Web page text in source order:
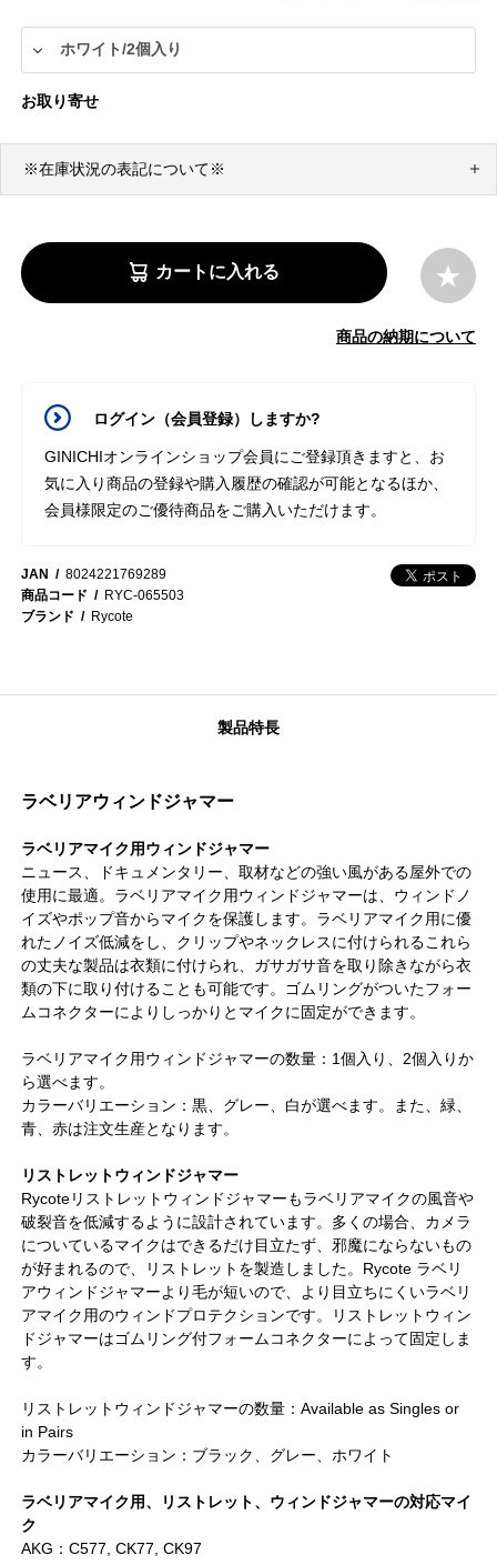
お取り寄せ
※在庫状況の表記について※
カートに入れる
商品の納期について
ログイン（会員登録）しますか?
GINICHIオンラインショップ会員にご登録頂きますと、お
気に入り商品の登録や購入履歴の確認が可能となるほか、
会員様限定のご優待商品をご購入いただけます。
JAN
8024221769289
商品コード
RYC-065503
ブランド
Rycote
製品特長
ラベリアウィンドジャマー
ラベリアマイク用ウィンドジャマー
ニュース、ドキュメンタリー、取材などの強い風がある屋外での
使用に最適。ラベリアマイク用ウィンドジャマーは、ウィンドノ
イズやポップ音からマイクを保護します。ラベリアマイク用に優
れたノイズ低減をし、クリップやネックレスに付けられるこれら
の丈夫な製品は衣類に付けられ、ガサガサ音を取り除きながら衣
類の下に取り付けることも可能です。ゴムリングがついたフォー
ムコネクターによりしっかりとマイクに固定ができます。
ラベリアマイク用ウィンドジャマーの数量：1個入り、2個入りか
ら選べます。
カラーバリエーション：黒、グレー、白が選べます。また、緑、
青、赤は注文生産となります。
リストレットウィンドジャマー
Rycoteリストレットウィンドジャマーもラベリアマイクの風音や
破裂音を低減するように設計されています。多くの場合、カメラ
についているマイクはできるだけ目立たず、邪魔にならないもの
が好まれるので、リストレットを製造しました。Rycote ラベリ
アウィンドジャマーより毛が短いので、より目立ちにくいラベリ
アマイク用のウィンドプロテクションです。リストレットウィン
ドジャマーはゴムリング付フォームコネクターによって固定しま
す。
リストレットウィンドジャマーの数量：Available as Singles or
in Pairs
カラーバリエーション：ブラック、グレー、ホワイト
ラベリアマイク用、リストレット、ウィンドジャマーの対応マイ
ク
AKG：C577, CK77, CK97